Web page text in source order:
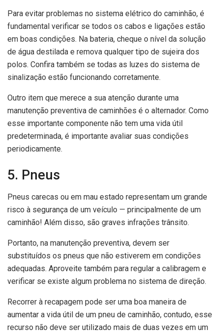
Para evitar problemas no sistema elétrico do caminhão, é
fundamental verificar se todos os cabos e ligações estão
em boas condições. Na bateria, cheque o nível da solução
de água destilada e remova qualquer tipo de sujeira dos
polos. Confira também se todas as luzes do sistema de
sinalização estão funcionando corretamente.
Outro item que merece a sua atenção durante uma
manutenção preventiva de caminhões é o alternador. Como
esse importante componente não tem uma vida útil
predeterminada, é importante avaliar suas condições
periodicamente.
5. Pneus
Pneus carecas ou em mau estado representam um grande
risco à segurança de um veículo — principalmente de um
caminhão! Além disso, são graves infrações trânsito.
Portanto, na manutenção preventiva, devem ser
substituídos os pneus que não estiverem em condições
adequadas. Aproveite também para regular a calibragem e
verificar se existe algum problema no sistema de direção.
Recorrer à recapagem pode ser uma boa maneira de
aumentar a vida útil de um pneu de caminhão, contudo, esse
recurso não deve ser utilizado mais de duas vezes em um